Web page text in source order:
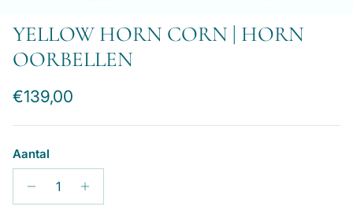
YELLOW HORN CORN | HORN
OORBELLEN
Reguliere prijs
€139,00
Aantal